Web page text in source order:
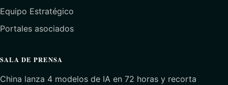
Equipo Estratégico
Portales asociados
SALA DE PRENSA
China lanza 4 modelos de IA en 72 horas y recorta